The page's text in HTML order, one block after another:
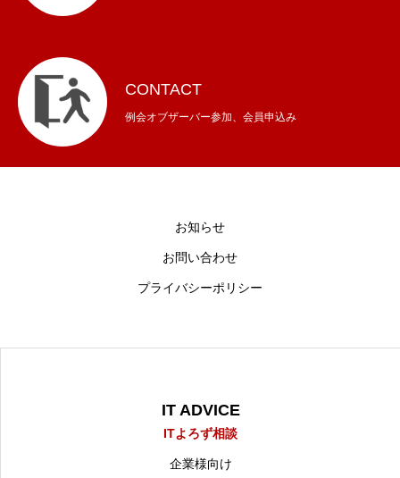
CONTACT
例会オブザーバー参加、会員申込み
お知らせ
お問い合わせ
プライバシーポリシー
IT ADVICE
ITよろず相談
企業様向け